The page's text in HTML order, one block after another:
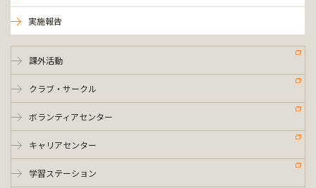
実施報告
課外活動
クラブ・サークル
ボランティアセンター
キャリアセンター
学習ステーション